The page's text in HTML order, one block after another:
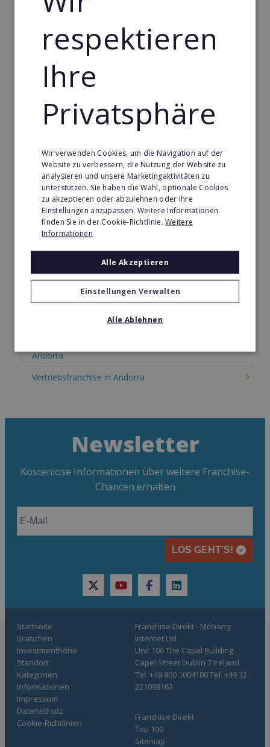
Dienstleistungsfranchise in Andorra
Telekommunikation Franchise in Andorra
Gastronomie & Bringdienst Franchise in Andorra
Sport Franchise in Andorra
Kaffee & Café Franchise in Andorra
Tier- & Zoobedarf Franchise in Andorra
Immobilien Franchise in Andorra
Kinder & Erziehung Franchise in Andorra
Kosmetik Franchise in Andorra
Lebensmittel Franchise in Andorra
Möbel & Einrichtung Franchise in Andorra
Nachhilfe & Weiterbildung Franchise in Andorra
Pizza Franchise in Andorra
Andorra
Vertriebsfranchise in Andorra
Newsletter
Kostenlose Informationen über weitere Franchise-
Chancen erhalten
LOS GEHT’S!
twitteryoutubefacebooklinkedin
Startseite
Branchen
Investmenthöhe
Standort
Kategorien
Informationen
Franchise Direkt
Top 100
Sitemap
Impressum
Datenschutz
Cookie-Richtlinien
Franchise Direkt - McGarry
Internet Ltd
Unit 106 The Capel Building
Capel Street Dublin 7 Ireland
Tel: +49 800 1004100 Tel: +49 32
221098163
respektieren
Ihre
Privatsphäre
Wir verwenden Cookies, um die Navigation auf der
Website zu verbessern, die Nutzung der Website zu
analysieren und unsere Marketingaktivitäten zu
unterstützen. Sie haben die Wahl, optionale Cookies
zu akzeptieren oder abzulehnen oder Ihre
Einstellungen anzupassen. Weitere Informationen
finden Sie in der Cookie-Richtlinie.Weitere
Informationen
Alle Akzeptieren
Einstellungen Verwalten
Alle Ablehnen